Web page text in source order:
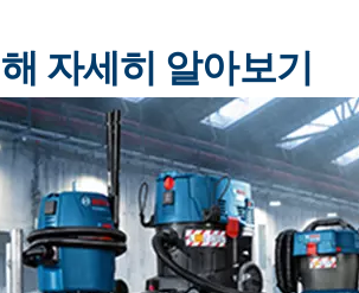
자세히 알아보기